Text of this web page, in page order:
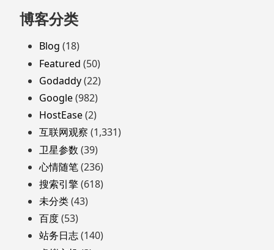
跳
至
页
脚
博客分类
Blog (18)
Featured (50)
Godaddy(22)
Google(982)
HostEase(2)
互联网观察 (1,331)
卫星参数 (39)
心情随笔(236)
搜索引擎(618)
未分类(43)
百度(53)
站务日志(140)